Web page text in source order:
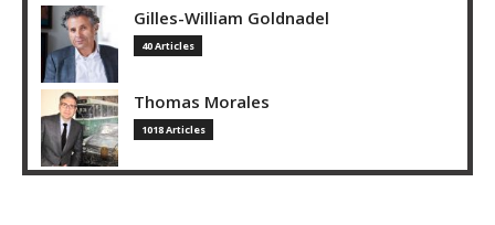
Gilles-William Goldnadel
40 Articles
Thomas Morales
1018 Articles